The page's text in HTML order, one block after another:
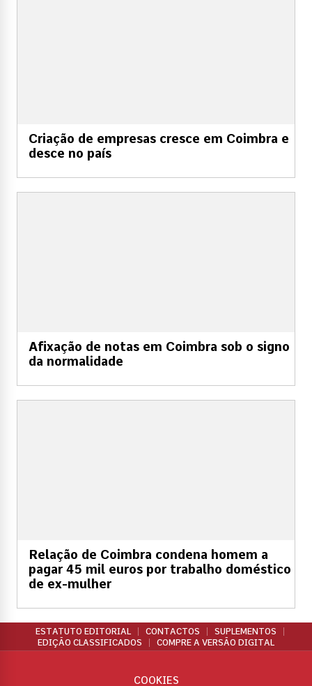
Criação de empresas cresce em Coimbra e
desce no país
Afixação de notas em Coimbra sob o signo
da normalidade
Relação de Coimbra condena homem a
pagar 45 mil euros por trabalho doméstico
de ex-mulher
ESTATUTO EDITORIAL CONTACTOS
SUPLEMENTOS
EDIÇÃO CLASSIFICADOS
COMPRE A VERSÃO DIGITAL
COOKIES